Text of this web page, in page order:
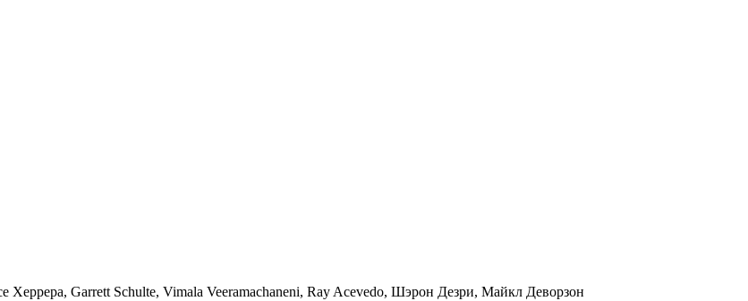
Garrett Schulte, Vimala Veeramachaneni, Ray Acevedo, Шэрон Дезри, Майкл Деворзон